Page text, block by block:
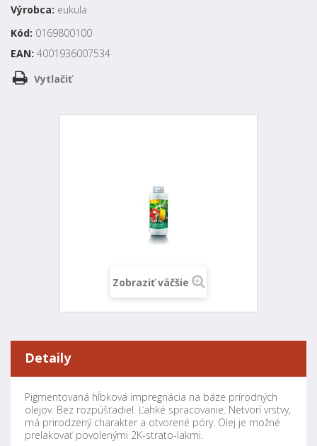
Výrobca: eukula
Kód: 0169800100
EAN: 4001936007534
Vytlačiť
Zobraziť väčšie
Detaily
Pigmentovaná hĺbková impregnácia na báze prírodných
olejov. Bez rozpúšťadiel. Ľahké spracovanie. Netvorí vrstvy,
má prirodzený charakter a otvorené póry. Olej je možné
prelakovať povolenými 2K-strato-lakmi.